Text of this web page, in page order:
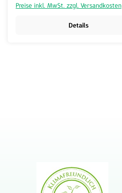
Preise inkl. MwSt. zzgl. Versandkosten
Details